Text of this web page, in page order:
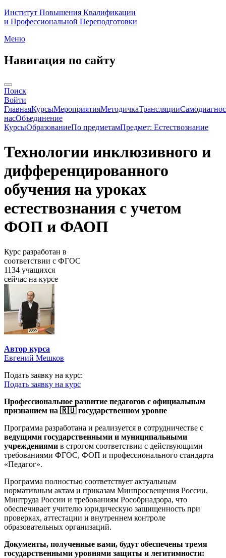
Институт Повышения Квалификации
и Профессиональной Переподготовки
Меню
Навигация по сайту
Поиск
Войти
ГлавнаяКурсыМероприятияМетодичкаТрансляции
насОбъединение
КурсыОбразованиеПо предметамПредмет: Естествознание
Технологии инклюзивного и
дифференцированного
обучения на уроках
естествознания с учетом
ФОП и ФАОП
Курс разработан в
соответствии с ФГОС
1134 учащихся
сейчас на курсе
Автор курса
Евгений Мешков
Подать заявку на курс:
Подать заявку на курс
Профессиональное развитие педагогов с официальным
признанием на 🇷🇺 государственном уровне
Программа разработана и реализуется в сотрудничестве с
ведущими государственными и муниципальными
учреждениями в строгом соответствии с действующими
требованиями ФГОС, ФОП и профессионального стандарта
«Педагог».
Программа полностью соответствует актуальным
нормативным актам и приказам Минпросвещения России,
Минтруда России и требованиям Рособрнадзора, что
обеспечивает учителю юридическую защищенность при
проверках, аттестации и внутреннем контроле
образовательных организаций.
Документы, полученные вами, будут обеспечены тремя
государственными уровнями защиты и легитимности: